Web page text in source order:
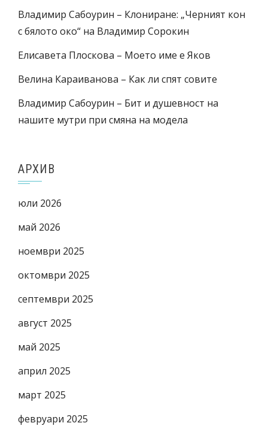
Владимир Сабоурин – Клониране: „Черният кон
с бялото око“ на Владимир Сорокин
Елисавета Плоскова – Моето име е Яков
Велина Караиванова – Как ли спят совите
Владимир Сабоурин – Бит и душевност на
нашите мутри при смяна на модела
АРХИВ
юли 2026
май 2026
ноември 2025
октомври 2025
септември 2025
август 2025
май 2025
април 2025
март 2025
февруари 2025